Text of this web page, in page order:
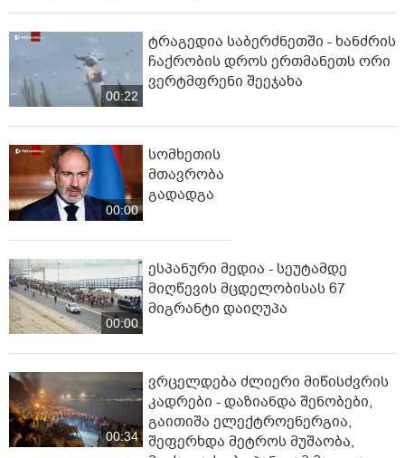
00:22
ტრაგედია საბერძნეთში - ხანძრის
ჩაქრობის დროს ერთმანეთს ორი
ვერტმფრენი შეეჯახა
00:00
სომხეთის
მთავრობა
გადადგა
00:00
ესპანური მედია - სეუტამდე
მიღწევის მცდელობისას 67
მიგრანტი დაიღუპა
00:34
ვრცელდება ძლიერი მიწისძვრის
კადრები - დაზიანდა შენობები,
გაითიშა ელექტროენერგია,
შეფერხდა მეტროს მუშაობა,